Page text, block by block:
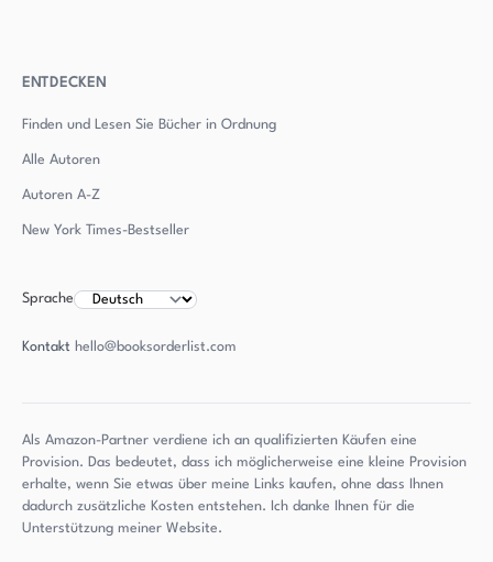
ENTDECKEN
Finden und Lesen Sie Bücher in Ordnung
Alle Autoren
Autoren A-Z
New York Times-Bestseller
Sprache
Kontakt hello@booksorderlist.com
Als Amazon-Partner verdiene ich an qualifizierten Käufen eine
Provision. Das bedeutet, dass ich möglicherweise eine kleine Provision
erhalte, wenn Sie etwas über meine Links kaufen, ohne dass Ihnen
dadurch zusätzliche Kosten entstehen. Ich danke Ihnen für die
Unterstützung meiner Website.